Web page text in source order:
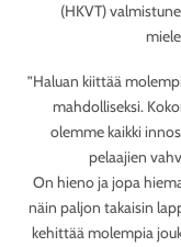
(HKVT)
”Haluan kiittää
mahdolliseksi.
olemme kaikki
pelaajien
On hieno ja jopa
näin paljon takaisin
kehittää molempia